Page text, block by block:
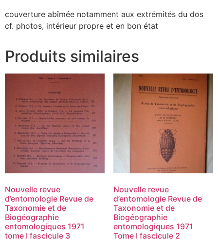
couverture abîmée notamment aux extrémités du dos
cf. photos, intérieur propre et en bon état
Produits similaires
Nouvelle revue
d’entomologie Revue de
Taxonomie et de
Biogéographie
entomologiques 1971
tome I fascicule 3
Nouvelle revue
d’entomologie Revue de
Taxonomie et de
Biogéographie
entomologiques 1971
Tome I fascicule 2